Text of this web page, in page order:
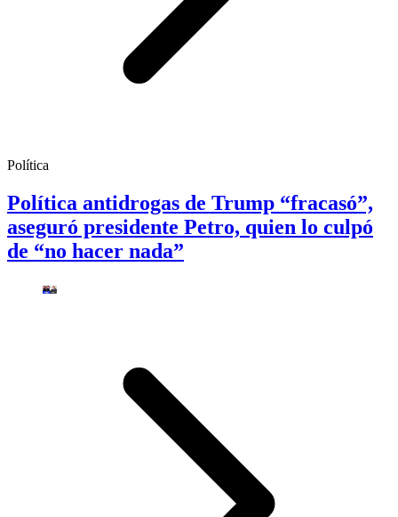
Política
Política antidrogas de Trump “fracasó”,
aseguró presidente Petro, quien lo culpó
de “no hacer nada”